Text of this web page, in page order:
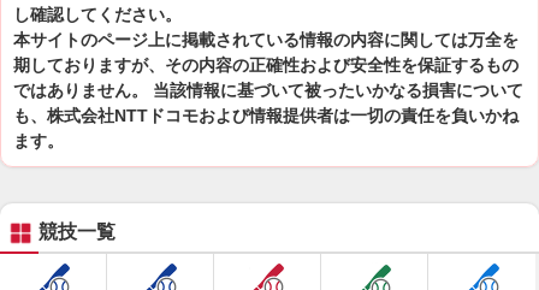
し確認してください。
本サイトのページ上に掲載されている情報の内容に関しては万全を
期しておりますが、その内容の正確性および安全性を保証するもの
ではありません。 当該情報に基づいて被ったいかなる損害について
も、株式会社NTTドコモおよび情報提供者は一切の責任を負いかね
ます。
競技一覧